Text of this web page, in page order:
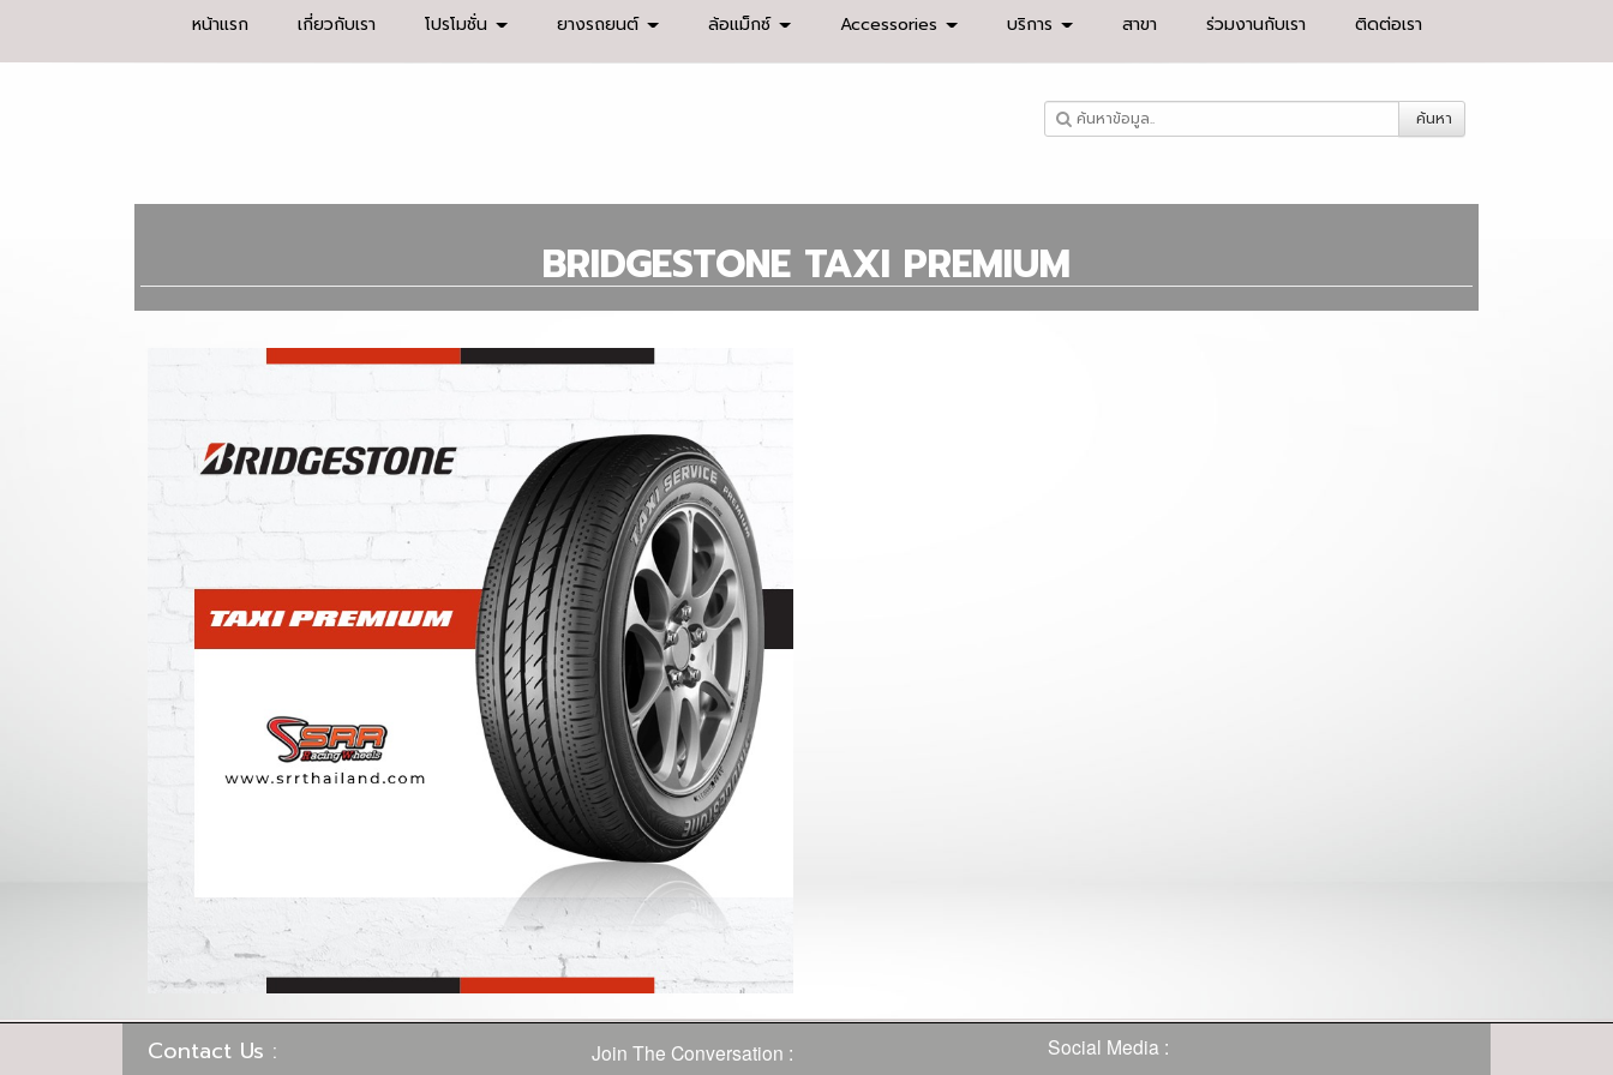
หน้าแรก เกี่ยวกับเรา โปรโมชั่น ยางรถยนต์ ล้อแม็กซ์ Accessories บริการ สาขา ร่วมงานกับเรา ติดต่อเรา
ค้นหา
BRIDGESTONE TAXI PREMIUM
Contact Us : Join The Conversation : Social Media :